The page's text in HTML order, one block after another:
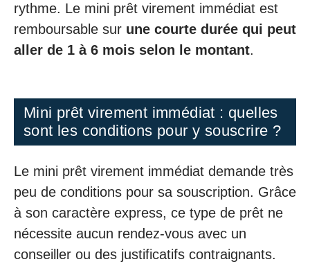
rythme. Le mini prêt virement immédiat est
remboursable sur une courte durée qui peut
aller de 1 à 6 mois selon le montant.
Mini prêt virement immédiat : quelles
sont les conditions pour y souscrire ?
Le mini prêt virement immédiat demande très
peu de conditions pour sa souscription. Grâce
à son caractère express, ce type de prêt ne
nécessite aucun rendez-vous avec un
conseiller ou des justificatifs contraignants.